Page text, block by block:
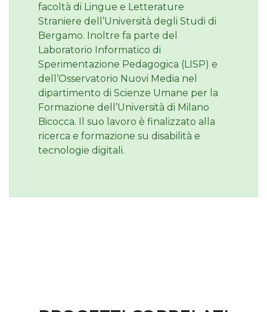
facoltà di Lingue e Letterature
Straniere dell’Università degli Studi di
Bergamo. Inoltre fa parte del
Laboratorio Informatico di
Sperimentazione Pedagogica (LISP) e
dell’Osservatorio Nuovi Media nel
dipartimento di Scienze Umane per la
Formazione dell’Università di Milano
Bicocca. Il suo lavoro è finalizzato alla
ricerca e formazione su disabilità e
tecnologie digitali.